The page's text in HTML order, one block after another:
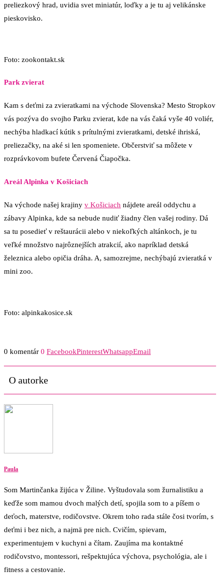
preliezkový hrad, uvidia svet miniatúr, loďky a je tu aj velikánske
pieskovisko.
Foto: zookontakt.sk
Park zvierat
Kam s deťmi za zvieratkami na východe Slovenska? Mesto Stropkov
vás pozýva do svojho Parku zvierat, kde na vás čaká vyše 40 voliér,
nechýba hladkací kútik s prítulnými zvieratkami, detské ihriská,
preliezačky, na aké si len spomeniete. Občerstviť sa môžete v
rozprávkovom bufete Červená Čiapočka.
Areál Alpinka v Košiciach
Na východe našej krajiny v Košiciach nájdete areál oddychu a
zábavy Alpinka, kde sa nebude nudiť žiadny člen vašej rodiny. Dá
sa tu posedieť v reštaurácii alebo v niekoľkých altánkoch, je tu
veľké množstvo najrôznejších atrakcií, ako napríklad detská
železnica alebo opičia dráha. A, samozrejme, nechýbajú zvieratká v
mini zoo.
Foto: alpinkakosice.sk
0 komentár 0 FacebookPinterestWhatsappEmail
O autorke
Paula
Som Martinčanka žijúca v Žiline. Vyštudovala som žurnalistiku a
keďže som mamou dvoch malých detí, spojila som to a píšem o
deťoch, materstve, rodičovstve. Okrem toho rada stále čosi tvorím, s
deťmi i bez nich, a najmä pre nich. Cvičím, spievam,
experimentujem v kuchyni a čítam. Zaujíma ma kontaktné
rodičovstvo, montessori, rešpektujúca výchova, psychológia, ale i
fitness a cestovanie.